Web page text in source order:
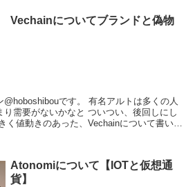
Vechainについてブランドと偽物
です。 有名アルトは多くの人
需要がないかなと ついつい、後回しにし
く値動きのあった、Vechainについて書いて
Atonomiについて【IOTと仮想通
貨】